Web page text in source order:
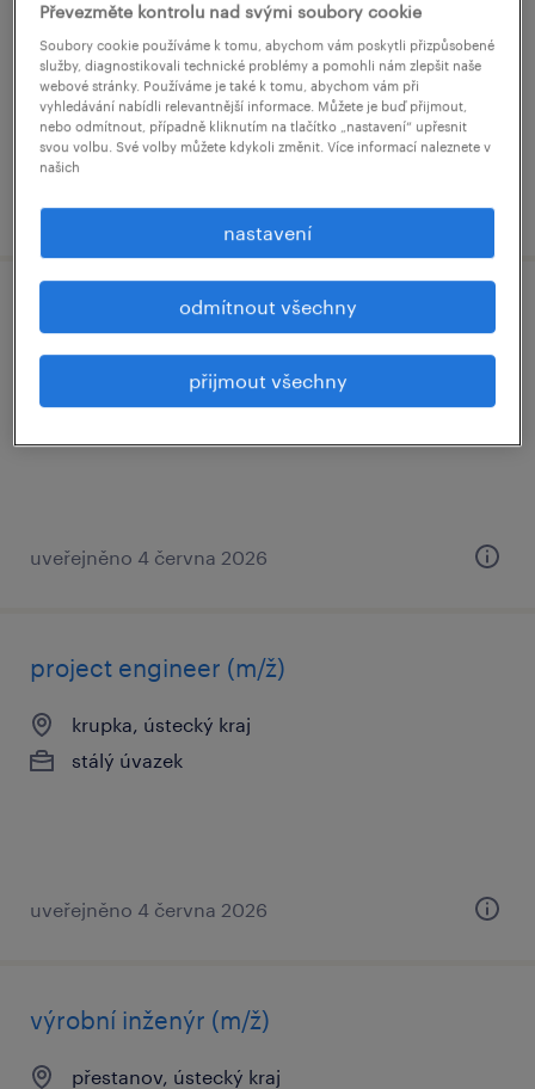
kadaň, ústecký kraj
stálý úvazek
uveřejněno 9 července 2026
procesní inženýr (m/ž)
kadaň, ústecký kraj
stálý úvazek
uveřejněno 4 června 2026
project engineer (m/ž)
krupka, ústecký kraj
stálý úvazek
uveřejněno 4 června 2026
výrobní inženýr (m/ž)
přestanov, ústecký kraj
Převezměte kontrolu nad svými soubory cookie
Soubory cookie používáme k tomu, abychom vám poskytli přizpůsobené
služby, diagnostikovali technické problémy a pomohli nám zlepšit naše
webové stránky. Používáme je také k tomu, abychom vám při
vyhledávání nabídli relevantnější informace. Můžete je buď přijmout,
nebo odmítnout, případně kliknutím na tlačítko „nastavení“ upřesnit
svou volbu. Své volby můžete kdykoli změnit. Více informací naleznete v
našich
nastavení
odmítnout všechny
přijmout všechny